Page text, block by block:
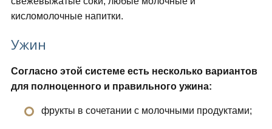
кисломолочные напитки.
Ужин
Согласно этой системе есть несколько вариантов
для полноценного и правильного ужина:
фрукты в сочетании с молочными продуктами;